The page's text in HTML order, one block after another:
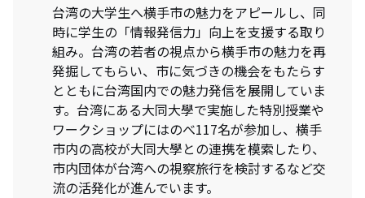
台湾の大学生へ横手市の魅力をアピールし、同
時に学生の「情報発信力」向上を支援する取り
組み。台湾の若者の視点から横手市の魅力を再
発掘してもらい、市に気づきの機会をもたらす
とともに台湾国内での魅力発信を展開していま
す。台湾にある大同大學で実施した特別授業や
ワークショップにはのべ117名が参加し、横手
市内の高校が大同大學との連携を模索したり、
市内団体が台湾への視察旅行を検討するなど交
流の活発化が進んでいます。